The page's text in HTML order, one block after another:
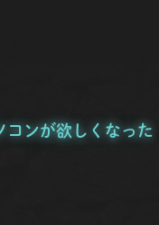
コンが欲しくなった